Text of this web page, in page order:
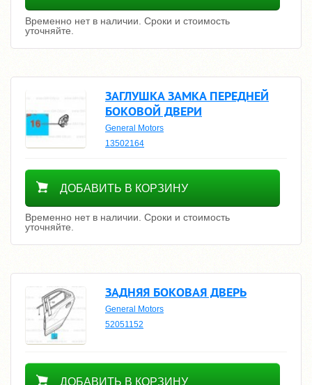
Временно нет в наличии. Сроки и стоимость
уточняйте.
ЗАГЛУШКА ЗАМКА ПЕРЕДНЕЙ
БОКОВОЙ ДВЕРИ
General Motors
13502164
Уточнить цену
ДОБАВИТЬ В КОРЗИНУ
Временно нет в наличии. Сроки и стоимость
уточняйте.
ЗАДНЯЯ БОКОВАЯ ДВЕРЬ
General Motors
52051152
Уточнить цену
ДОБАВИТЬ В КОРЗИНУ